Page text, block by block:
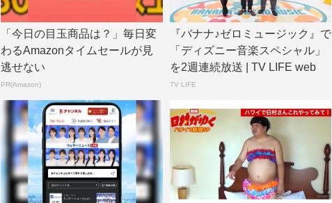
「今日の目玉商品は？」毎日変
わるAmazonタイムセールが見
逃せない
PR(Amazon)
『バナナ♪ゼロミュージック』で
「ディズニー音楽スペシャル」
を2週連続放送 | TV LIFE web
TV LIFE